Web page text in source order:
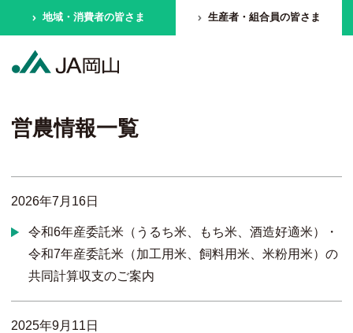
地域・消費者の皆さま 生産者・組合員の皆さま
営農情報一覧
2026年7月16日
令和6年産委託米（うるち米、もち米、酒造好適米）・
令和7年産委託米（加工用米、飼料用米、米粉用米）の
共同計算収支のご案内
2025年9月11日